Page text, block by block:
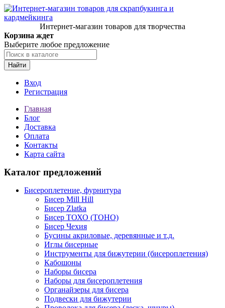
Интернет-магазин товаров для творчества
Корзина ждет
Выберите любое предложение
Найти
Вход
Регистрация
Главная
Блог
Доставка
Оплата
Контакты
Карта сайта
Каталог предложений
Бисероплетение, фурнитура
Бисер Mill Hill
Бисер Zlatka
Бисер ТОХО (TOHO)
Бисер Чехия
Бусины акриловые, деревянные и т.д.
Иглы бисерные
Инструменты для бижутерии (бисероплетения)
Кабошоны
Наборы бисера
Наборы для бисероплетения
Органайзеры для бисера
Подвески для бижутерии